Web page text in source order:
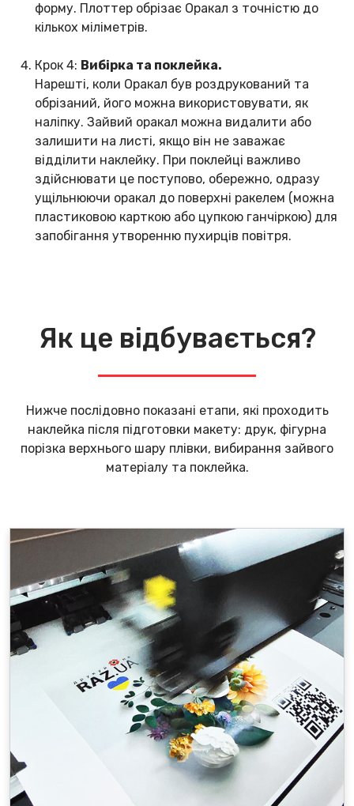
форму. Плоттер обрізає Оракал з точністю до
кількох міліметрів.
Крок 4: Вибірка та поклейка.
Нарешті, коли Оракал був роздрукований та
обрізаний, його можна використовувати, як
наліпку. Зайвий оракал можна видалити або
залишити на листі, якщо він не заважає
відділити наклейку. При поклейці важливо
здійснювати це поступово, обережно, одразу
ущільнюючи оракал до поверхні ракелем (можна
пластиковою карткою або цупкою ганчіркою) для
запобігання утворенню пухирців повітря.
Як це відбувається?
Нижче послідовно показані етапи, які проходить
наклейка після підготовки макету: друк, фігурна
порізка верхнього шару плівки, вибирання зайвого
матеріалу та поклейка.